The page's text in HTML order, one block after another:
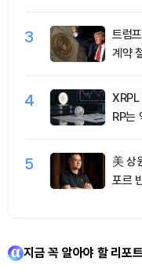
3
트럼
계약
4
XRPL
RP는
5
美 상
포르
지금 꼭 알아야 할 리포트